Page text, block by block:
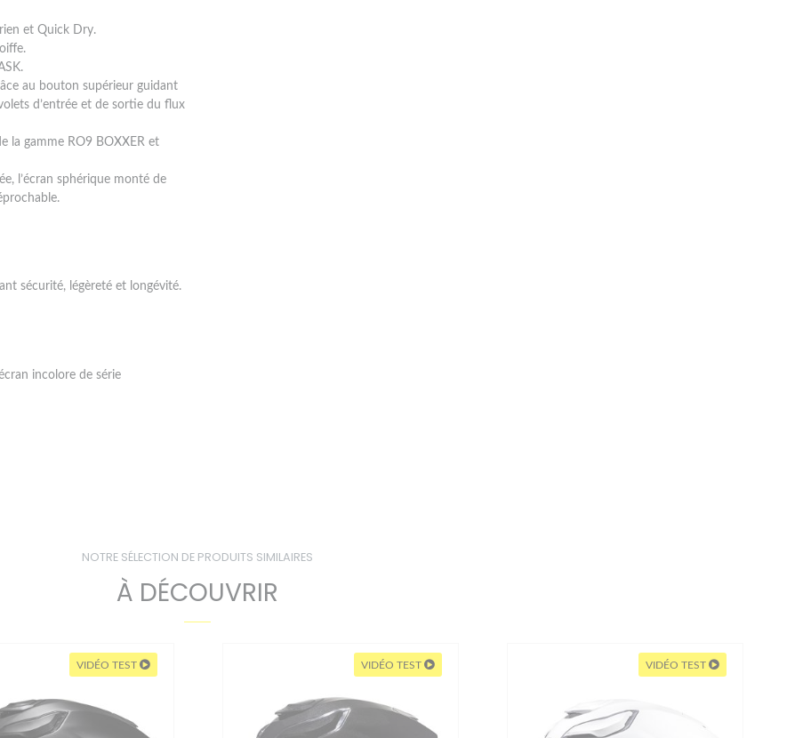
et Quick Dry.
au bouton supérieur guidant
d’entrée et de sortie du flux
la gamme RO9 BOXXER et
l’écran sphérique monté de
sécurité, légèreté et longévité.
incolore de série
NOTRE SÉLECTION DE PRODUITS SIMILAIRES
À DÉCOUVRIR
VIDÉO TEST VIDÉO TEST VIDÉO TEST